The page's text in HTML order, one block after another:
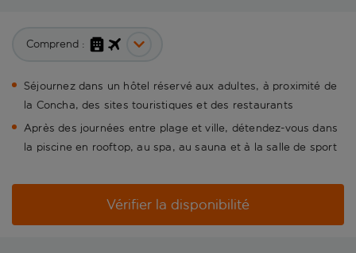
Comprend :
Séjournez dans un hôtel réservé aux adultes, à proximité de
la Concha, des sites touristiques et des restaurants
Après des journées entre plage et ville, détendez-vous dans
la piscine en rooftop, au spa, au sauna et à la salle de sport
Vérifier la disponibilité